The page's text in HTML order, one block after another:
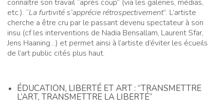
connaître son travail “après coup” (via les galeries, médias,
etc.). “La furtivité s’apprécie rétrospectivement”. L’artiste
cherche a être cru par le passant devenu spectateur à son
insu (cf les interventions de Nadia Bensallam, Laurent Sfar,
Jens Haaning…) et permet ainsi à l’artiste d’éviter les écueils
de l’art public cités plus haut.
ÉDUCATION, LIBERTÉ ET ART : “TRANSMETTRE
L’ART, TRANSMETTRE LA LIBERTÉ”